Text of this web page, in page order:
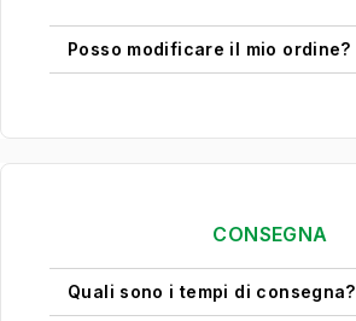
Posso modificare il mio ordine?
CONSEGNA
Quali sono i tempi di consegna?